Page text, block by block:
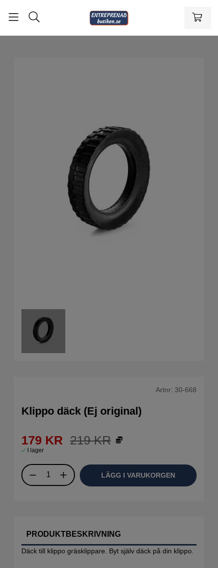
Artnr: 30-668
Klippo däck (Ej original)
219KR
179 KR
I lager
LÄGG I VARUKORGEN
PRODUKTBESKRIVNING
Däck till klippo gräsklippare. Byt själv däck på din klippo.